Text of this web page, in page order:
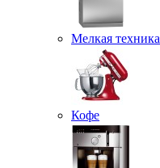
Мелкая техника
Кофе